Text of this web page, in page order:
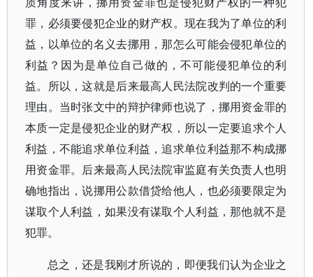
罪，必须要侵犯企业的财产权。现在我为了单位的利
益，以单位的名义去挪用，那怎么可能会侵犯单位的
利益？因为是单位自己做的，不可能侵犯单位的利
益。所以，这就是后来最高人民法院改判的一个重要
理由。当时张文中的辩护律师也说了，挪用资金罪的
本质一定是侵犯企业的财产权，所以一定要追求个人
利益，不能追求单位利益，追求单位利益那不构成挪
用资金罪。后来最高人民法院审监庭有关负责人也明
确地指出，说挪用公款借贷给他人，也必须要限定为
谋取个人利益，如果没有谋取个人利益，那他就不是
犯罪。
总之，还是我刚才所说的，即便我们认为企业之